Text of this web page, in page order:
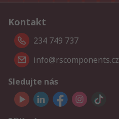
Kontakt
234 749 737
info@rscomponents.cz
Sledujte nás